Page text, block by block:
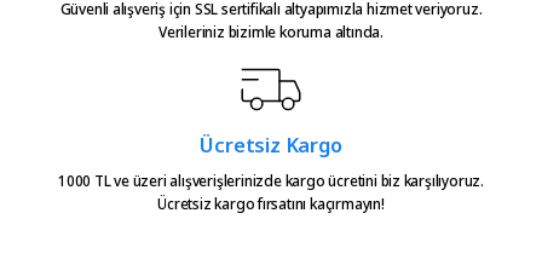
emeğinize sağlık çok teşekkürler
Urun takibiniz cok guzel. Urunu
alinca tum asamalar mail olatak
bilgilendirme yapiliyor ve ayni
gun kargoya verilmesini
Güvenli alışveriş için SSL sertifikalı altyapımızla hizmet veriyoruz.
Verileriniz bizimle koruma altında.
Ücretsiz Kargo
1000 TL ve üzeri alışverişlerinizde kargo ücretini biz karşılıyoruz.
Ücretsiz kargo fırsatını kaçırmayın!